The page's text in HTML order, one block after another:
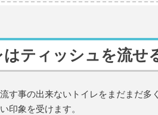
ティッシュを流せ
す事の出来ないトイレをまだまだ
印象を受けます。